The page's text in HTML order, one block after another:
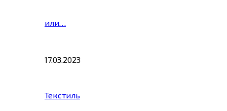
или…
17.03.2023
Текстиль